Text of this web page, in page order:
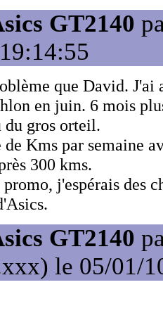
GT2140
que David. J'ai
en juin. 6 mois
du gros orteil.
de Kms par semaine
300 kms.
j'espérais des
GT2140
le 05/01/